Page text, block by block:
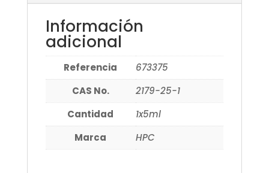
Información
adicional
Referencia
673375
CAS No.
2179-25-1
Cantidad
1x5ml
Marca
HPC